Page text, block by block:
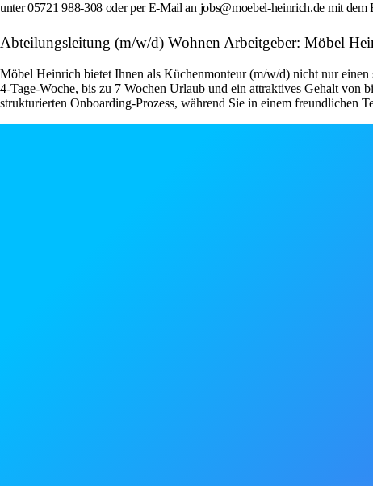
unter 05721 988-308 oder per E-Mail an jobs@moebel-heinrich.de mit
Abteilungsleitung (m/w/d) Wohnen Arbeitgeber: Möbel
Möbel Heinrich bietet Ihnen als Küchenmonteur (m/w/d) nicht nur
4-Tage-Woche, bis zu 7 Wochen Urlaub und ein attraktives Gehalt
strukturierten Onboarding-Prozess, während Sie in einem freundlichen